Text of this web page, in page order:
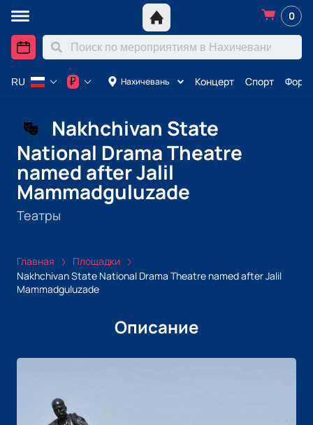
0
Нахичевань Концерт Спорт
RU ₽
Nakhchivan State
National Drama Theatre
named after Jalil
Mammadguluzade
Театры
Главная
Площадки
Nakhchivan State National Drama Theatre named after Jalil
Mammadguluzade
Описание